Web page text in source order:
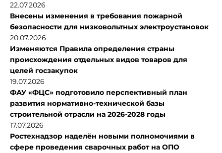
22.07.2026
Внесены изменения в требования пожарной
безопасности для низковольтных электроустановок
20.07.2026
Изменяются Правила определения страны
происхождения отдельных видов товаров для
целей госзакупок
19.07.2026
ФАУ «ФЦС» подготовило перспективный план
развития нормативно-технической базы
строительной отрасли на 2026-2028 годы
17.07.2026
Ростехнадзор наделён новыми полномочиями в
сфере проведения сварочных работ на ОПО